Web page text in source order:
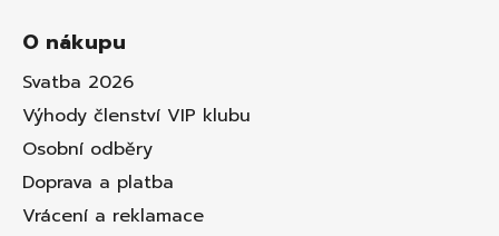
O nákupu
Svatba 2026
Výhody členství VIP klubu
Osobní odběry
Doprava a platba
Vrácení a reklamace